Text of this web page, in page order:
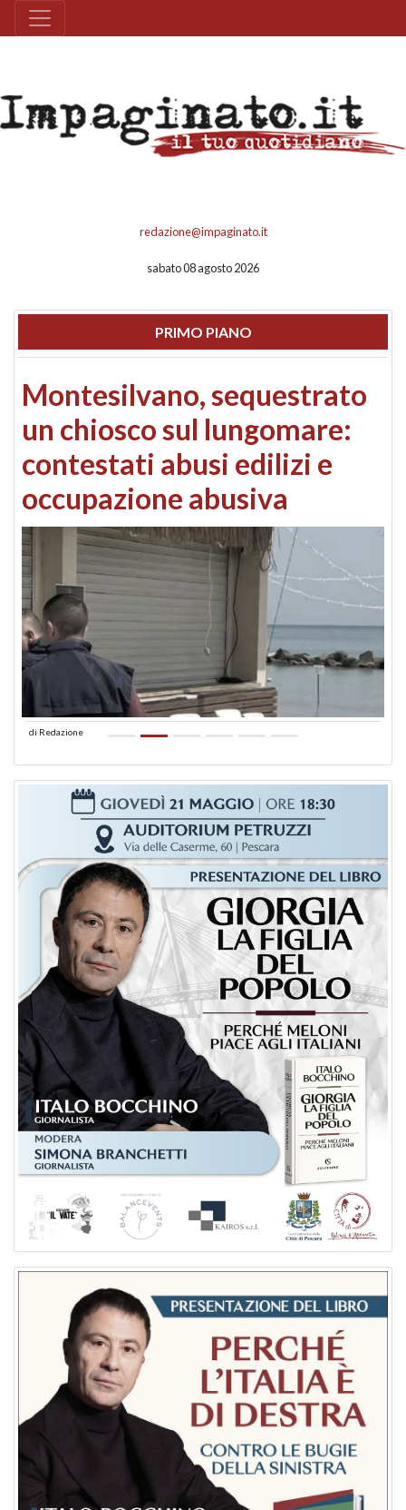
redazione@impaginato.it
sabato 08 agosto 2026
PRIMO PIANO
Montesilvano, sequestrato
un chiosco sul lungomare:
contestati abusi edilizi e
occupazione abusiva
di Redazione